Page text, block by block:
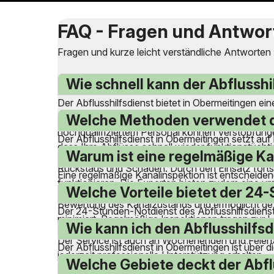
FAQ - Fragen und
Fragen und kurze leicht verständliche
Wie schnell kann der
Der Abflusshilfsdienst bietet in Obermeitingen
Rohrverstopfung können Sie jederzeit die
hochqualifiziertem Personal können
dass Ihre Abflüsse schnell wieder
Welche Methoden verwendet
Der Abflusshilfsdienst in Obermeitingen setzt
und modernster Ausrüstung werden
Rückstaus und Schäden. Durch den Einsatz
funktionieren. Die Experten bieten zudem eine
Warum ist eine regelmäßige
Eine regelmäßige Kanalinspektion ist
hochmoderner Ausrüstung können
Bewertung des Kanalzustands und ermöglicht
minimiert. Regelmäßige Inspektionen tragen zur
Welche Vorteile bietet der
Der 24-Stunden-Notdienst des
bereit, um Probleme zeitnah zu lösen. Dies ist
Der Service ist auch an Wochenenden und
jederzeit professionelle Unterstützung erhalten.
Wie kann ich den
Der Abflusshilfsdienst in Obermeitingen ist über
anrufen und erhalten umgehend Unterstützung.
Welche Gebiete deckt der